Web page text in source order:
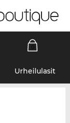
Urheilulasit